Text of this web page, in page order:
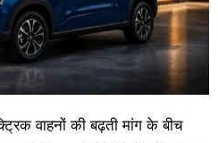
वाहनों की बढ़ती मांग के बीच